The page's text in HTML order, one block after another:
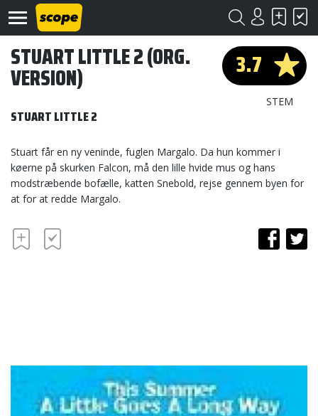
Om
Scope
Kontakt
3.7
STEM
STUART LITTLE 2 (ORG.
VERSION)
STUART LITTLE 2
Stuart får en ny veninde, fuglen Margalo. Da hun kommer i
køerne på skurken Falcon, må den lille hvide mus og hans
modstræbende bofælle, katten Snebold, rejse gennem byen for
at for at redde Margalo.